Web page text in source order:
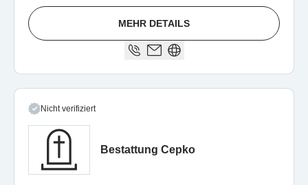
MEHR DETAILS
Nicht verifiziert
Bestattung Cepko